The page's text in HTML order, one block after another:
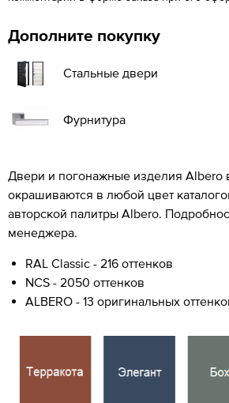
Дополните покупку
Стальные двери
Фурнитура
Двери и погонажные изделия Albero
окрашиваются в любой цвет
авторской палитры Albero.
менеджера.
RAL Classic - 216 оттенков
NCS - 2050 оттенков
ALBERO - 13 оригинальных